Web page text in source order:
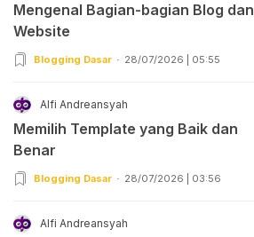
Mengenal Bagian-bagian Blog dan
Website
Blogging Dasar 28/07/2026 | 05:55
Alfi Andreansyah
Memilih Template yang Baik dan
Benar
Blogging Dasar 28/07/2026 | 03:56
Alfi Andreansyah